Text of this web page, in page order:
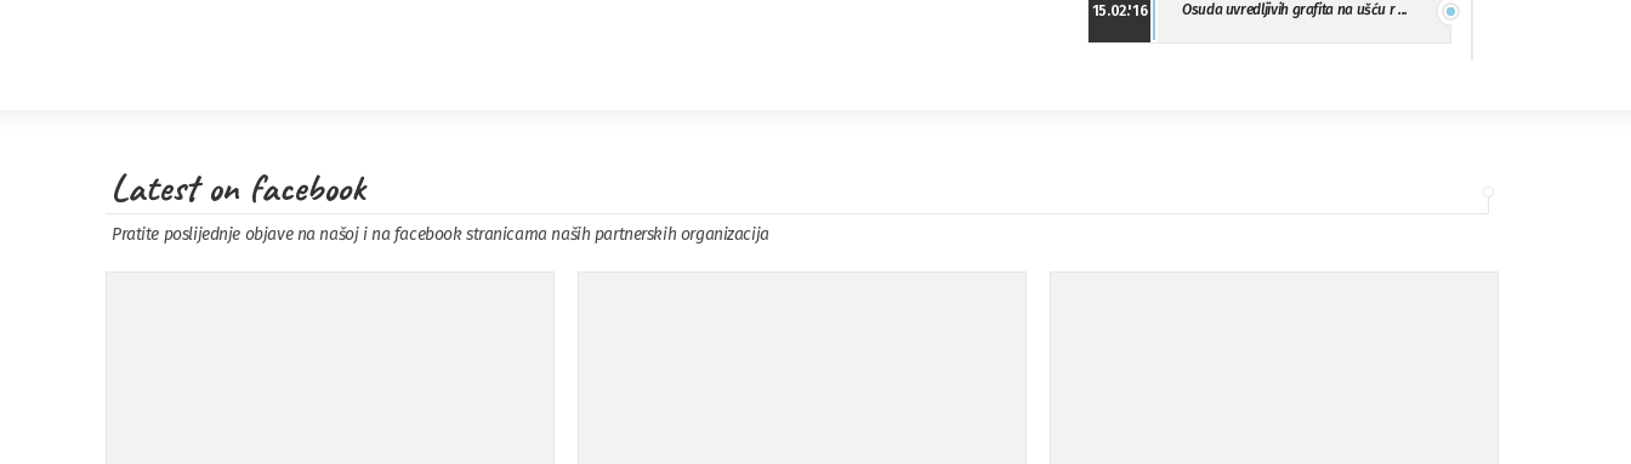
15.02.'16 Osuda uvredljivih grafita na ušću r ...
09.11.'15 Osuda incidenta tokom dženaze na Pe ...
Latest on facebook
Pratite poslijednje objave na našoj i na facebook stranicama naših partnerskih organizacija